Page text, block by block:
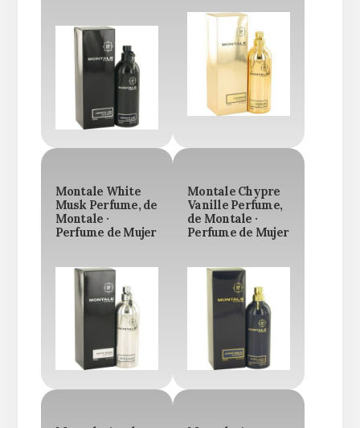
Montale White
Musk Perfume, de
Montale ·
Perfume de Mujer
Montale Chypre
Vanille Perfume,
de Montale ·
Perfume de Mujer